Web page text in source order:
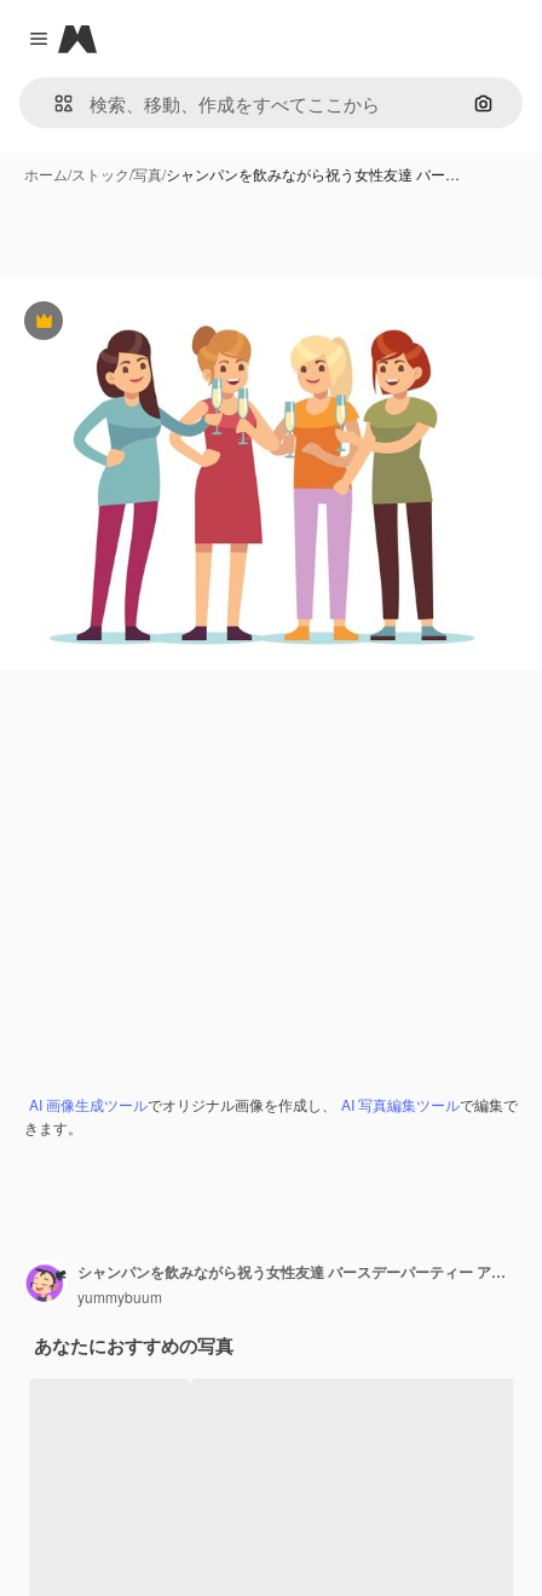
Close menu
Magnific
画像で
ホーム/ストック/写真/シャンパンを飲みながら祝う女性友達 バー…
Premium
AI 画像生成ツールでオリジナル画像を作成し、 AI 写真編集ツールで編集で
きます。
シャンパンを飲みながら祝う女性友達 バースデーパーティー アルコール飲み物 若い女性キャラクター ワイングラス チア アニメ 白いイラスト ベクトルコンセプト
yummybuum
あなたにおすすめの写真